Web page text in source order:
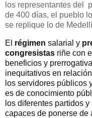
los representantes del
de 400 días, el pueblo
se replique lo de
El régimen salarial y
congresistas riñe con
beneficios y
inequitativos en
los servidores públicos
es de conocimiento
los diferentes partidos
capaces de ponerse de